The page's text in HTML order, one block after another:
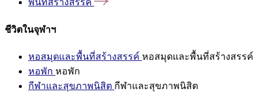
พื้นที่สร้างสรรค์
ชีวิตในจุฬาฯ
หอสมุดและพื้นที่สร้างสรรค์ หอสมุดและพื้นที่สร้างสรรค์
หอพัก หอพัก
กีฬาและสุขภาพนิสิต กีฬาและสุขภาพนิสิต